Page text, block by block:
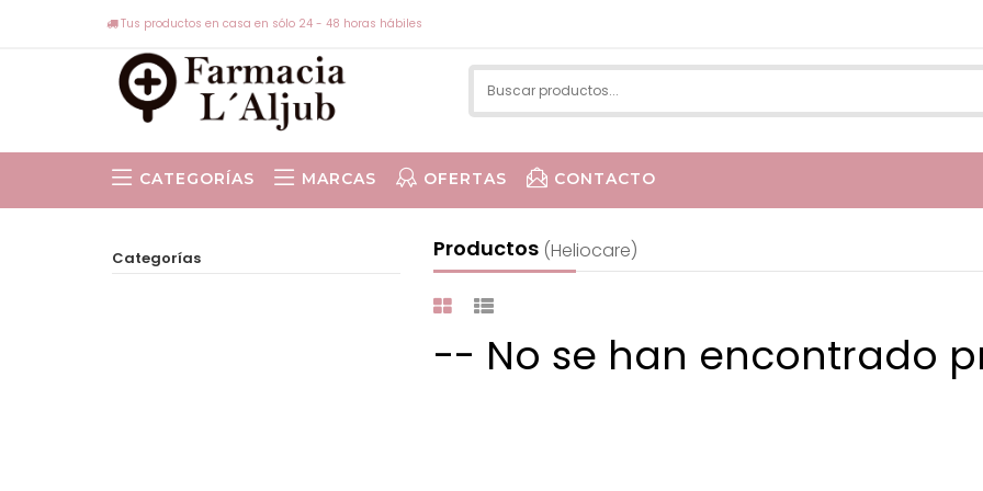
Tus productos en casa en sólo 24 - 48 horas hábiles
CATEGORÍAS MARCAS OFERTAS CONTACTO
Productos (heliocare)
-- No se han encontrado
Categorías